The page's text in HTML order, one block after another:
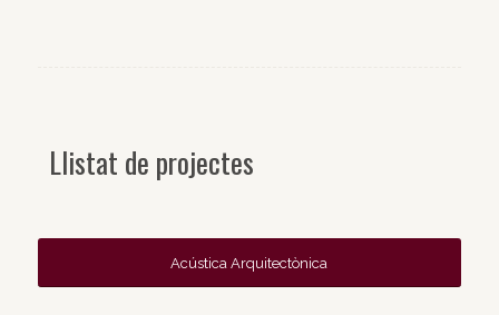
Llistat de projectes
Acústica Arquitectònica